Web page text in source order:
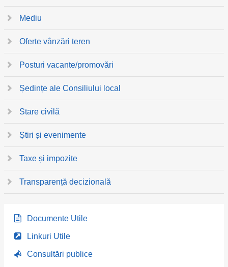
Mediu
Oferte vânzări teren
Posturi vacante/promovări
Ședințe ale Consiliului local
Stare civilă
Știri și evenimente
Taxe și impozite
Transparență decizională
Documente Utile
Linkuri Utile
Consultări publice